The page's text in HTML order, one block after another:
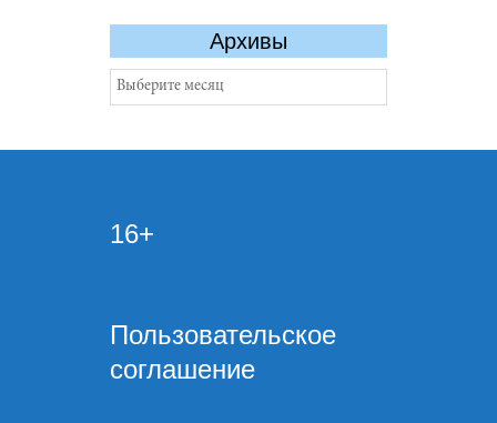
Архивы
Архивы
16+
Пользовательское
соглашение